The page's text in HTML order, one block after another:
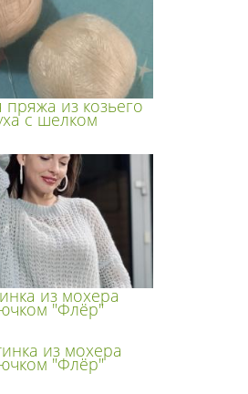
пряжа из козьего
с шелком
из мохера
"Флёр"
из мохера
"Флёр"